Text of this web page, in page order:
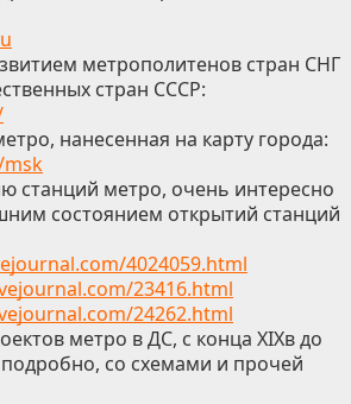
метрополитенов стран СНГ
стран СССР:
нанесенная на карту города:
станций метро, очень интересно
состоянием открытий станций
4024059.html
23416.html
24262.html
метро в ДС, с конца XIXв до
со схемами и прочей